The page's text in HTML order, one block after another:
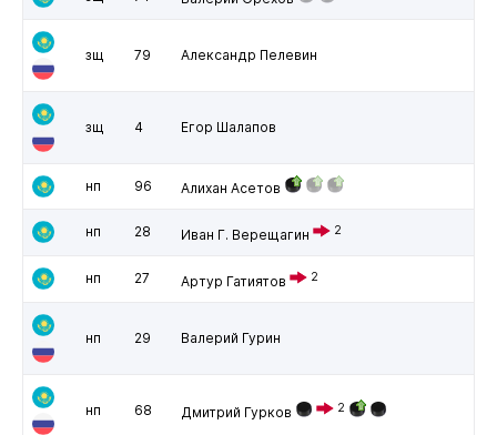
зщ 79 Александр Пелевин
зщ 4 Егор Шалапов
нп 96 Алихан Асетов
нп 28 Иван Г. Верещагин 2
нп 27 Артур Гатиятов 2
нп 29 Валерий Гурин
нп 68 Дмитрий Гурков 2